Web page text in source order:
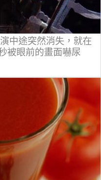
中途突然消失，就在
被眼前的畫面嚇尿